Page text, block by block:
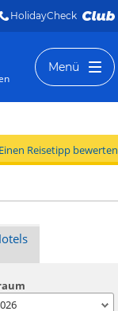
HolidayCheck
Menü
Einen Reisetipp bewerten